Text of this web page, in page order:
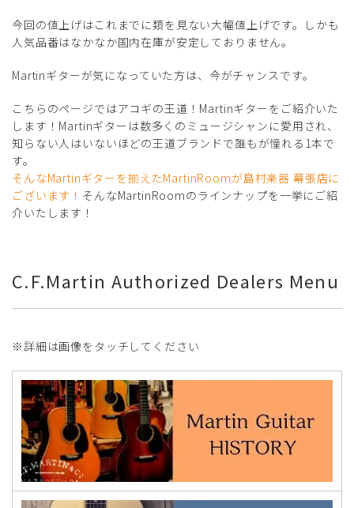
今回の値上げはこれまでに類を見ない大幅値上げです。しかも
人気品番はなかなか国内在庫が安定しておりません。
Martinギターが気になっていた方は、今がチャンスです。
こちらのページではアコギの王道！Martinギターをご紹介いた
します！Martinギターは数多くのミュージシャンに愛用され、
知らない人はいないほどの王道ブランドで誰もが憧れる1本で
す。
そんなMartinギターを揃えたMartinRoomが島村楽器 幕張店に
ございます！ そんなMartinRoomのラインナップを一挙にご紹
介いたします！
C.F.Martin Authorized Dealers Menu
※詳細は画像をタッチしてください